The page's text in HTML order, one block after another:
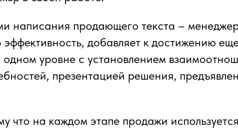
написания продающего текста –
эффективность, добавляет к достижению
одном уровне с установлением
презентацией решения,
что на каждом этапе продажи